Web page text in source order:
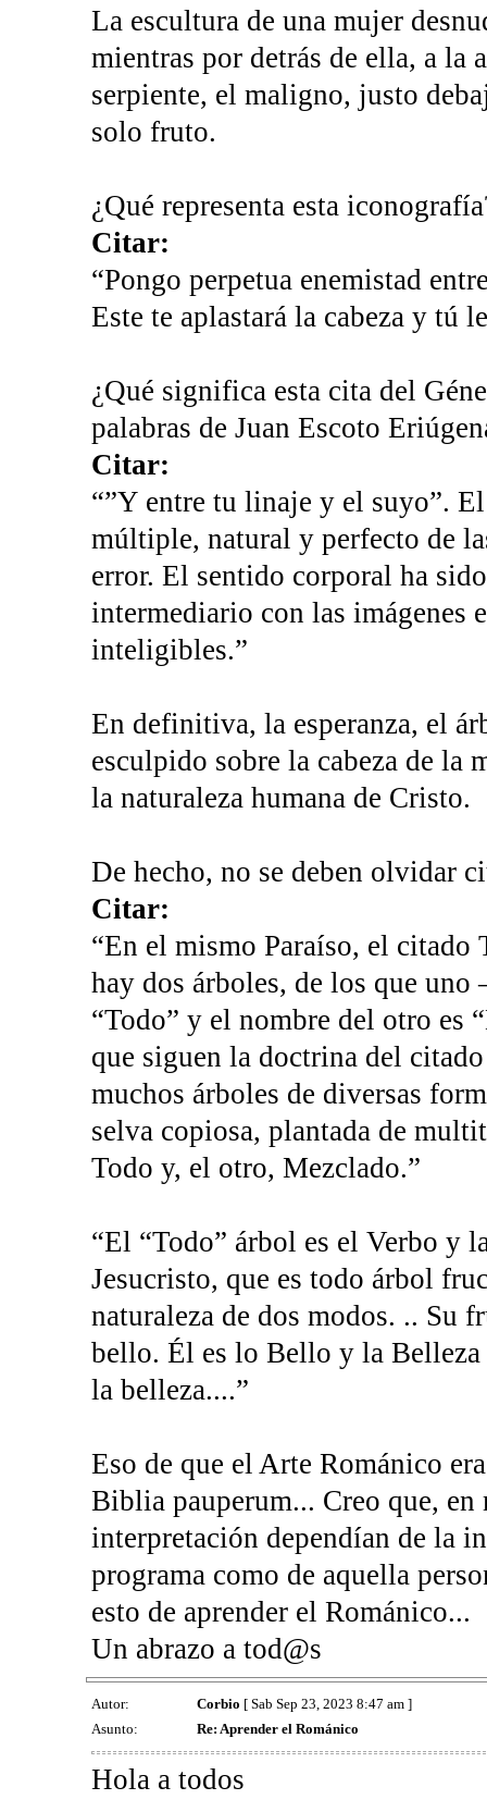
La escultura de una mujer
mientras por detrás de ella, a la
serpiente, el maligno, justo
solo fruto.
¿Qué representa esta
Citar:
“Pongo perpetua enemistad
Este te aplastará la cabeza y tú
¿Qué significa esta cita del
palabras de Juan Escoto
Citar:
“”Y entre tu linaje y el suyo”.
múltiple, natural y perfecto de
error. El sentido corporal ha
intermediario con las imágenes
inteligibles.”
En definitiva, la esperanza, el
esculpido sobre la cabeza de
la naturaleza humana de Cristo.
De hecho, no se deben olvidar
Citar:
“En el mismo Paraíso, el citado
hay dos árboles, de los que
“Todo” y el nombre del otro es
que siguen la doctrina del
muchos árboles de diversas
selva copiosa, plantada de
Todo y, el otro, Mezclado.”
“El “Todo” árbol es el Verbo y
Jesucristo, que es todo árbol
naturaleza de dos modos. .. Su
bello. Él es lo Bello y la
la belleza....”
Eso de que el Arte Románico
Biblia pauperum... Creo que, en
interpretación dependían de la
programa como de aquella
esto de aprender el Románico...
Un abrazo a tod@s
Autor: Corbio [ Sab Sep 23, 2023 8:47 am ]
Asunto:
Re: Aprender el Románico
Hola a todos